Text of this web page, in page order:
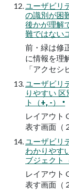
ユーザビリ
の識別が困
後かが理解
難ではない
前・緑は修
に情報を理
「アクセ
ユーザビリ
りやすい 区
ト（+, -） •
レイアウト
表す画面（
ユーザビリ
わかりやす
ブジェクト
レイアウト
表す画面（